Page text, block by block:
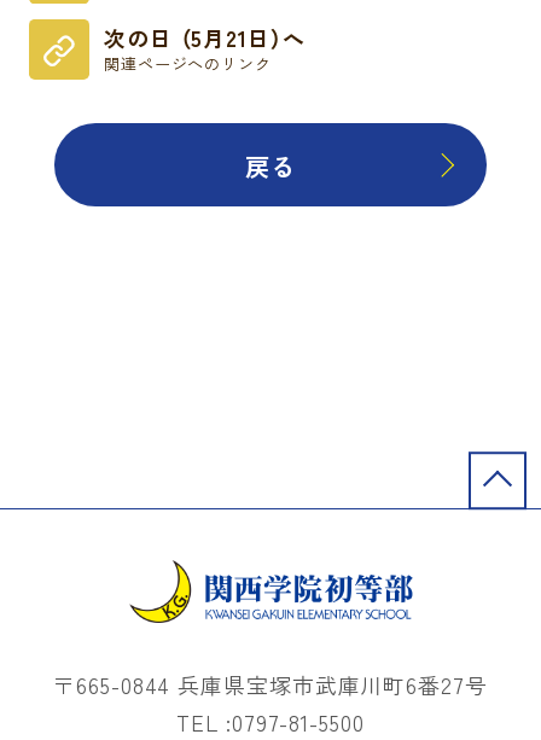
次の日 （5月21日）へ
関連ページへのリンク
戻る
〒665-0844 兵庫県宝塚市武庫川町6番27号
TEL :0797-81-5500